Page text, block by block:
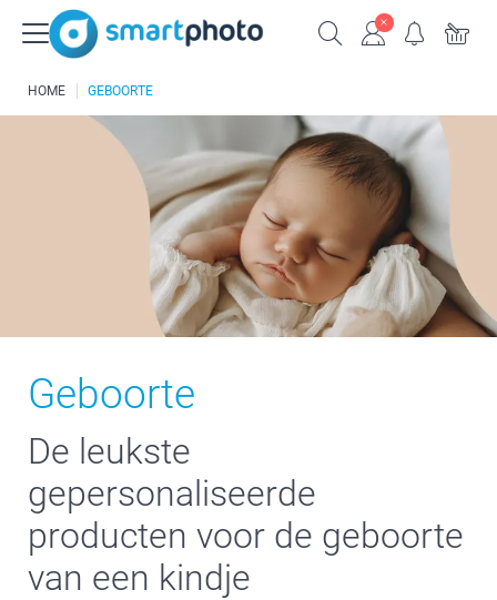
HOME GEBOORTE
Geboorte
De leukste
gepersonaliseerde
producten voor de geboorte
van een kindje